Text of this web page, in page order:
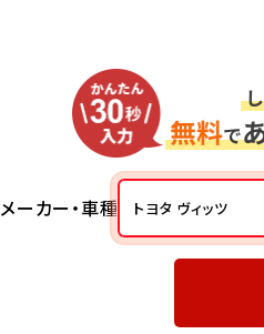
メーカー・車種 トヨタ ヴィッツ